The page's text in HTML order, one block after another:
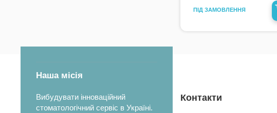
ПІД ЗАМОВЛЕННЯ
Наша місія
Вибудувати інноваційний
стоматологічний сервіс в Україні.
Контакти